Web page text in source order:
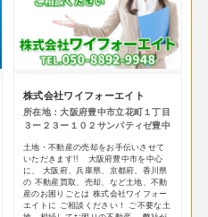
株式会社ワイフォーエイト
所在地：大阪府豊中市立花町１丁目
３ー２３ー１０２サンパティゼ豊中
土地・不動産の売却をお手伝いさせて
いただきます!! 大阪府豊中市を中心
に、 大阪府、兵庫県、京都府、香川県
の 不動産買取、売却、など土地、不動
産のお困りごとは 株式会社ワイフォー
エイトに ご相談ください！ ご不要な土